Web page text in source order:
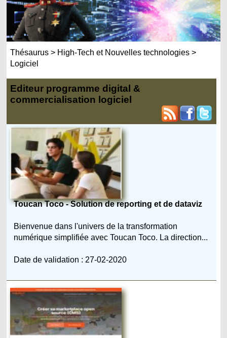
Thésaurus > High-Tech et Nouvelles technologies>
Logiciel
Editeur programme digital &
commercialisation logiciel
Toucan Toco - Solution de reporting et de dataviz
Bienvenue dans l'univers de la transformation
numérique simplifiée avec Toucan Toco. La direction...
Date de validation : 27-02-2020